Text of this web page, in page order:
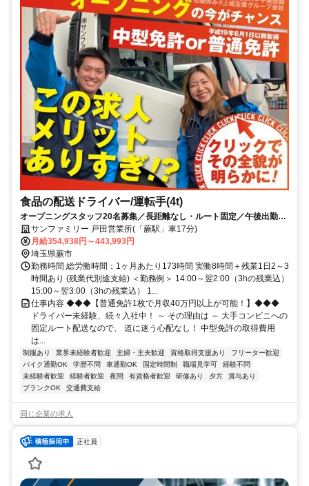
食品の配送ドライバー/運転手(4t)
オープニングスタッフ20名募集／長距離なし・ルート固定／午後出勤／
初年度から高収入／中型免許or8t限定普通免許OK／日曜休み／働きたい
時間帯相談OK／車両新しめ／上場企業グループ会社
サンファミリー 戸田営業所(「蕨駅」車17分)
月給354,938円～443,993円
埼玉県蕨市
勤務時間 総労働時間：1ヶ月あたり173時間 実働8時間＋残業1日2～3
時間あり (残業代別途支給) ＜勤務例＞ 14:00～翌2:00（3hの残業込）
15:00～翌3:00（3hの残業込） 1...
仕事内容 ◆◆◆【普通免許1枚で月収40万円以上が可能！】◆◆◆
ドライバー未経験、続々入社中！ ～ その理由は ～ 大手コンビニへの
固定ルート配送なので、 道に迷う心配なし！ 中型免許の取得費用
は...
制服あり 業界未経験者歓迎 主婦・主夫歓迎 資格取得支援あり
フリーター歓迎
バイク通勤OK
学歴不問 車通勤OK 固定時間制 職場見学可
経験不問
未経験者歓迎
経験者歓迎 夜間 有資格者歓迎 研修あり 夕方
賞与あり
ブランクOK
交通費支給
同じ企業の求人
正社員